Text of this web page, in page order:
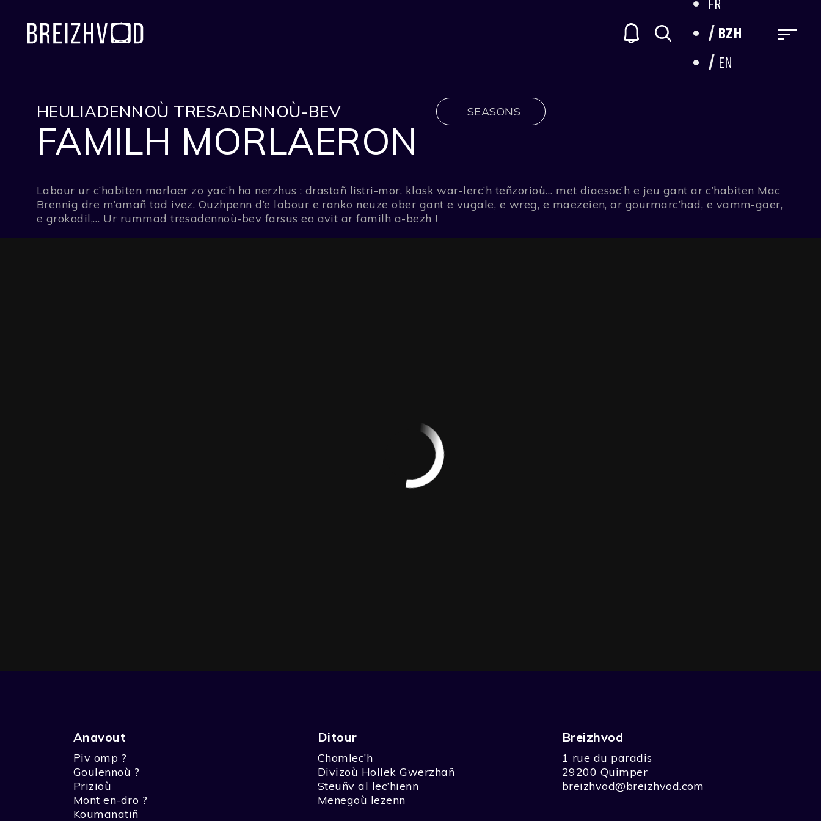
FR
BZH
EN
HEULIADENNOÙ TRESADENNOÙ-BEV
FAMILH MORLAERON
SEASONS
Labour ur c’habiten morlaer zo yac’h ha nerzhus : drastañ listri-mor, klask war-lerc’h teñzorioù… met diaesoc’h e jeu gant ar c’habiten Mac
Brennig dre m’amañ tad ivez. Ouzhpenn d’e labour e ranko neuze ober gant e vugale, e wreg, e maezeien, ar gourmarc’had, e vamm-gaer,
e grokodil,… Ur rummad tresadennoù-bev farsus eo avit ar familh a-bezh !
KOULZAD 1 - AR FAMILH MORLAERON
Anavout
Piv omp ?
Goulennoù ?
Prizioù
Mont en-dro ?
Koumanatiñ
Ditour
Chomlec’h
Divizoù Hollek Gwerzhañ
Steuñv al lec’hienn
Menegoù lezenn
Breizhvod
1 rue du paradis
29200 Quimper
breizhvod@breizhvod.com